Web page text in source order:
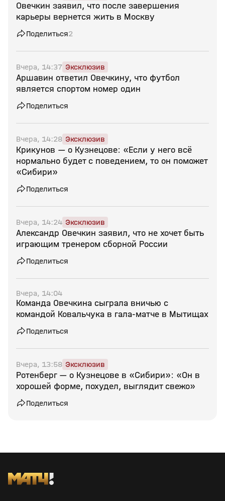
Овечкин заявил, что после завершения
карьеры вернется жить в Москву
Поделиться2
Вчера, 14:37 Эксклюзив
Аршавин ответил Овечкину, что футбол
является спортом номер один
Поделиться
Вчера, 14:28 Эксклюзив
Крикунов — о Кузнецове: «Если у него всё
нормально будет с поведением, то он поможет
«Сибири»
Поделиться
Вчера, 14:24 Эксклюзив
Александр Овечкин заявил, что не хочет быть
играющим тренером сборной России
Поделиться
Вчера, 14:04
Команда Овечкина сыграла вничью с
командой Ковальчука в гала‑матче в Мытищах
Поделиться
Вчера, 13:58 Эксклюзив
Ротенберг — о Кузнецове в «Сибири»: «Он в
хорошей форме, похудел, выглядит свежо»
Поделиться